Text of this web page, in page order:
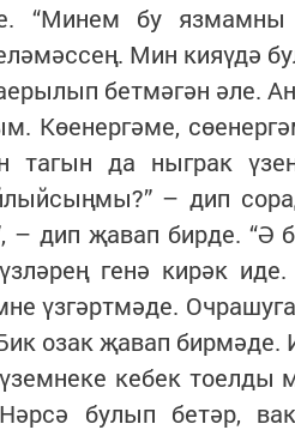
“Минем бу
Мин кияүдә
бетмәгән әле.
Көенергәме,
тагын да ныграк
– дип
– дип җавап бирде. “Ә
генә кирәк
үзгәртмәде.
озак җавап бирмәде.
кебек тоелды
Нәрсә булып бетәр,